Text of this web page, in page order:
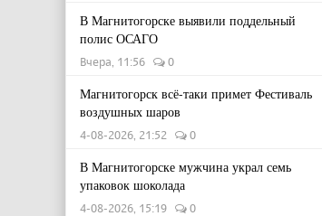
В Магнитогорске выявили поддельный
полис ОСАГО
Вчера, 11:56 0
Магнитогорск всё-таки примет Фестиваль
воздушных шаров
4-08-2026, 21:52 0
В Магнитогорске мужчина украл семь
упаковок шоколада
4-08-2026, 15:19 0